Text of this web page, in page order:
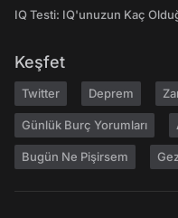
IQ Testi: IQ'unuzun Kaç
Keşfet
Twitter Deprem
Günlük Burç Yorumları
Bugün Ne Pişirsem